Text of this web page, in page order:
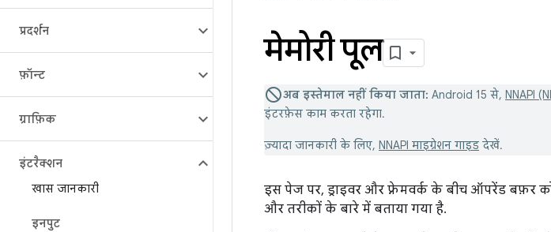
प्रदर्शन
फ़ॉन्ट
ग्राफ़िक
इंटरैक्शन
खास जानकारी
इनपुट
मेमोरी पूल
अब इस्तेमाल नहीं किया जाता: Android 15 से, NNAPI
इंटरफ़ेस काम करता रहेगा.
ज़्यादा जानकारी के लिए, NNAPI माइग्रेशन गाइड देखें.
इस पेज पर, ड्राइवर और फ़्रेमवर्क के बीच ऑपरेंड बफ़र
और तरीकों के बारे में बताया गया है.